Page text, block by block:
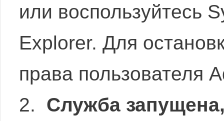
или воспользуйтесь
Explorer. Для
права пользователя
2. Служба